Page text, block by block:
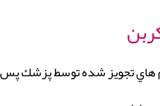
تجويز شده توسط پزشك پس